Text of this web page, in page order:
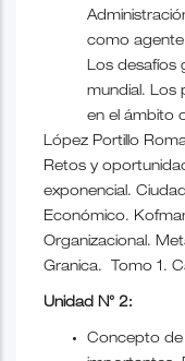
como
Los desafíos
mundial. Los
en el ámbito
López Portillo
Retos y
exponencial.
Económico.
Organizacional.
Granica. Tomo 1.
Unidad N° 2:
Concepto de